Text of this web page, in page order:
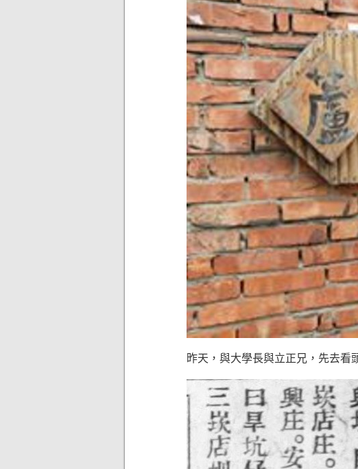
昨天，與大學長與立正兄，先去看